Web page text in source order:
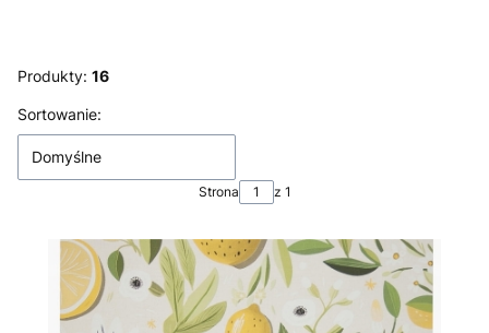
Produkty: 16
Lista produktów
Sortowanie:
Domyślne
Strona z 1